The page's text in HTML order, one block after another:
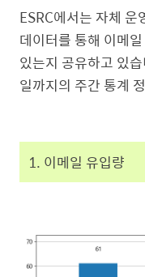
ESRC에서는 자체
데이터를 통해 이메
있는지 공유하고 있
일까지의 주간 통계
1. 이메일 유입량